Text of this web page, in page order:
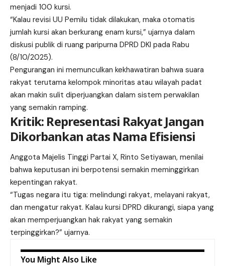
menjadi 100 kursi.
“Kalau revisi UU Pemilu tidak dilakukan, maka otomatis
jumlah kursi akan berkurang enam kursi,” ujarnya dalam
diskusi publik di ruang paripurna DPRD DKI pada Rabu
(8/10/2025).
Pengurangan ini memunculkan kekhawatiran bahwa suara
rakyat terutama kelompok minoritas atau wilayah padat
akan makin sulit diperjuangkan dalam sistem perwakilan
yang semakin ramping.
Kritik: Representasi Rakyat Jangan
Dikorbankan atas Nama Efisiensi
Anggota Majelis Tinggi Partai X, Rinto Setiyawan, menilai
bahwa keputusan ini berpotensi semakin meminggirkan
kepentingan rakyat.
“Tugas negara itu tiga: melindungi rakyat, melayani rakyat,
dan mengatur rakyat. Kalau kursi DPRD dikurangi, siapa yang
akan memperjuangkan hak rakyat yang semakin
terpinggirkan?” ujarnya.
You Might Also Like